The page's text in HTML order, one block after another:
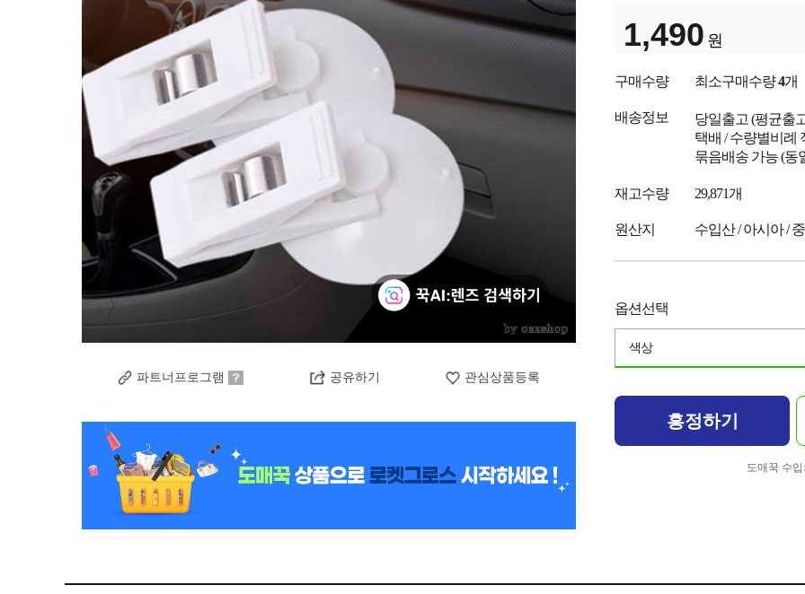
파트너프로그램 공유하기 관심상품등록
1,490 원
구매수량 최소구매수량4개
배송정보 당일출고 (평균출
택배 / 수량별비례
묶음배송 가능 (동
재고수량 29,871개
원산지 수입산 / 아시아 /
옵션선택
색상
흥정하기
도매꾹 수